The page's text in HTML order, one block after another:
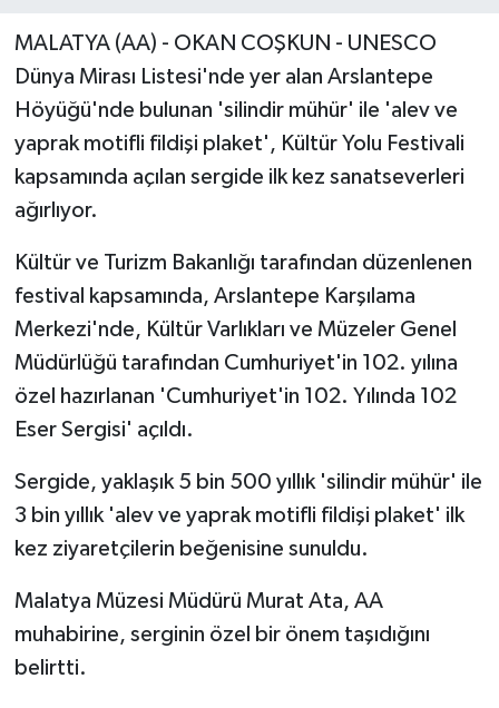
MALATYA (AA) - OKAN COŞKUN - UNESCO
Dünya Mirası Listesi'nde yer alan Arslantepe
Höyüğü'nde bulunan 'silindir mühür' ile 'alev ve
yaprak motifli fildişi plaket', Kültür Yolu Festivali
kapsamında açılan sergide ilk kez sanatseverleri
ağırlıyor.
Kültür ve Turizm Bakanlığı tarafından düzenlenen
festival kapsamında, Arslantepe Karşılama
Merkezi'nde, Kültür Varlıkları ve Müzeler Genel
Müdürlüğü tarafından Cumhuriyet'in 102. yılına
özel hazırlanan 'Cumhuriyet'in 102. Yılında 102
Eser Sergisi' açıldı.
Sergide, yaklaşık 5 bin 500 yıllık 'silindir mühür' ile
3 bin yıllık 'alev ve yaprak motifli fildişi plaket' ilk
kez ziyaretçilerin beğenisine sunuldu.
Malatya Müzesi Müdürü Murat Ata, AA
muhabirine, serginin özel bir önem taşıdığını
belirtti.